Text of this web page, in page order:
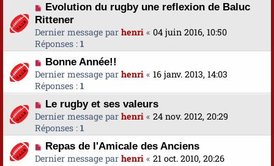
Evolution du rugby une reflexion de Baluc
Rittener
Dernier message par henri « 04 juin 2016, 10:50
Réponses : 1
Bonne Année!!
Dernier message par henri « 16 janv. 2013, 14:03
Réponses : 1
Le rugby et ses valeurs
Dernier message par henri « 24 nov. 2012, 20:29
Réponses : 1
Repas de l'Amicale des Anciens
Dernier message par henri « 21 oct. 2010, 20:26